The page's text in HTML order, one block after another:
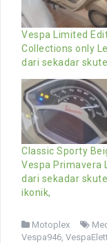
Vespa Limited
Collections only
dari sekadar
Classic Sporty
Vespa Primavera
dari sekadar
ikonik,
Motoplex
Vespa946